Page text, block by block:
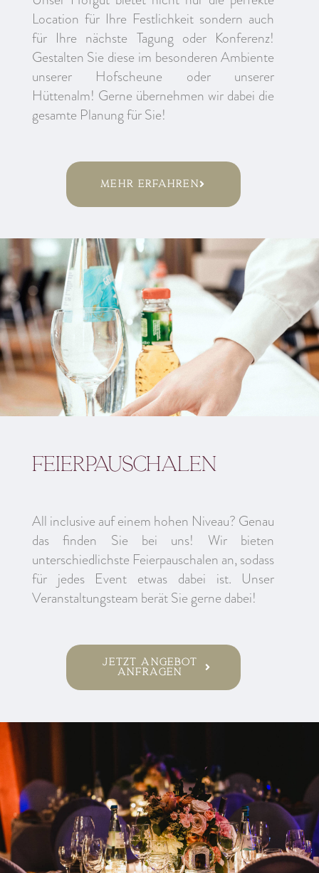
Location für Ihre Festlichkeit sondern auch
für Ihre nächste Tagung oder Konferenz!
Gestalten Sie diese im besonderen Ambiente
unserer Hofscheune oder unserer
Hüttenalm! Gerne übernehmen wir dabei die
gesamte Planung für Sie!
Mehr Erfahren
Feierpauschalen
All inclusive auf einem hohen Niveau? Genau
das finden Sie bei uns! Wir bieten
unterschiedlichste Feierpauschalen an, sodass
für jedes Event etwas dabei ist. Unser
Veranstaltungsteam berät Sie gerne dabei!
Jetzt Angebot
anfragen